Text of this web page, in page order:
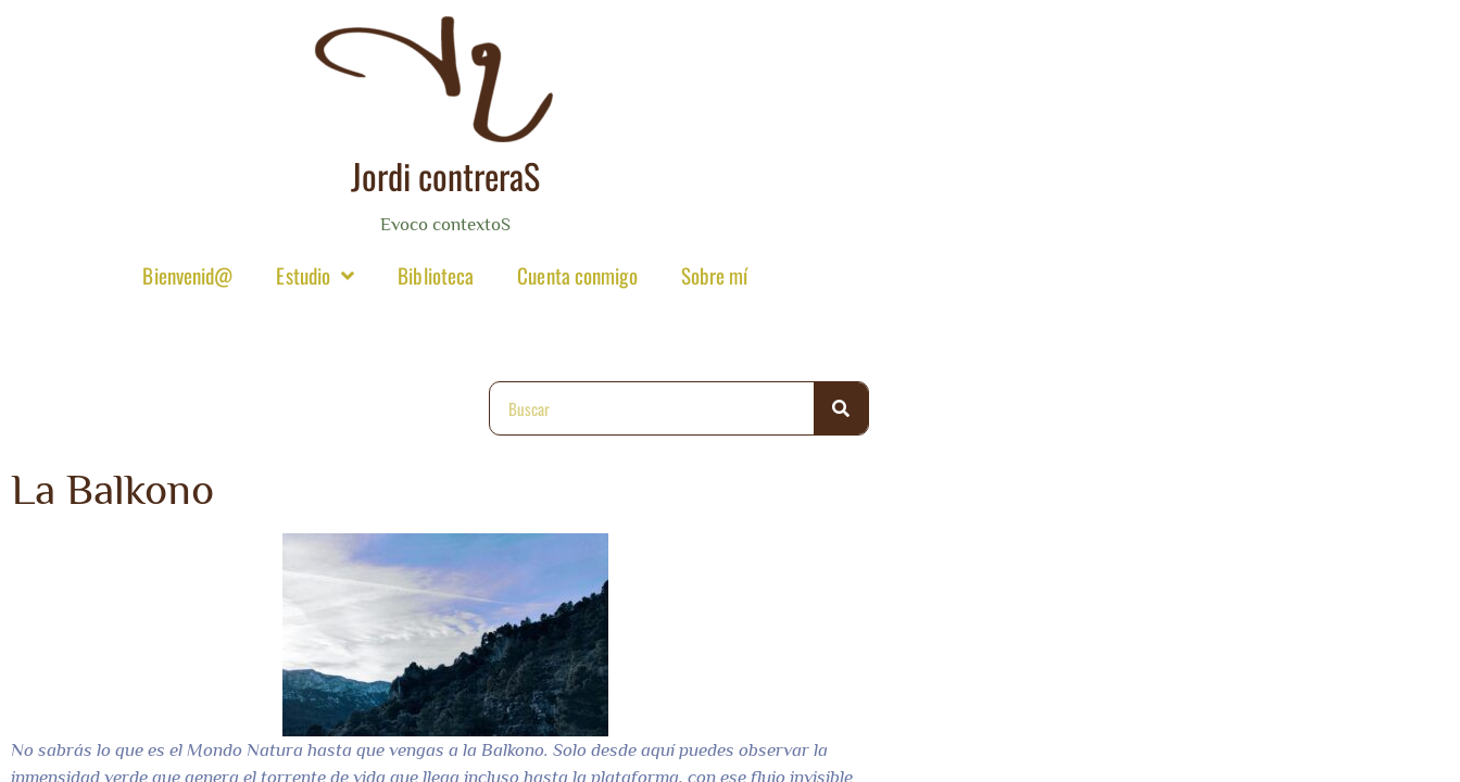
Jordi contreraS
Evoco contextoS
Bienvenid@ Estudio Biblioteca Cuenta conmigo Sobre mí
La Balkono
No sabrás lo que es el Mondo Natura hasta que vengas a la Balkono. Solo desde aquí puedes observar la
inmensidad verde que genera el torrente de vida que llega incluso hasta la plataforma, con ese flujo invisible